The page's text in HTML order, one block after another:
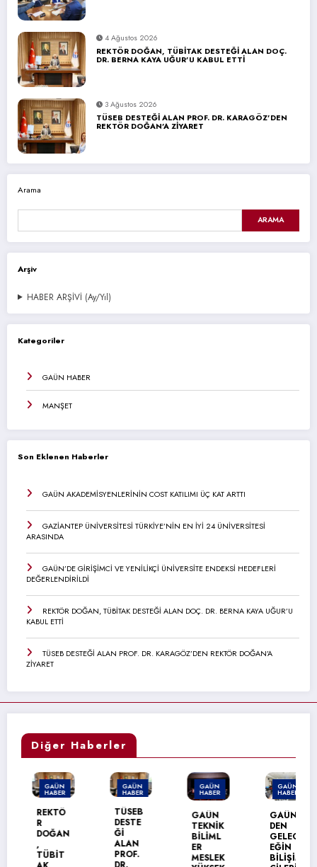
4 Ağustos 2026
REKTÖR DOĞAN, TÜBİTAK DESTEĞİ ALAN DOÇ.
DR. BERNA KAYA UĞUR’U KABUL ETTİ
3 Ağustos 2026
TÜSEB DESTEĞİ ALAN PROF. DR. KARAGÖZ’DEN
REKTÖR DOĞAN’A ZİYARET
Arama
ARAMA
Arşiv
HABER ARŞİVİ (Ay/Yıl)
Kategoriler
GAÜN HABER
MANŞET
Son Eklenen Haberler
GAÜN AKADEMİSYENLERİNİN COST KATILIMI ÜÇ KAT ARTTI
GAZİANTEP ÜNİVERSİTESİ TÜRKİYE’NİN EN İYİ 24 ÜNİVERSİTESİ
ARASINDA
GAÜN’DE GİRİŞİMCİ VE YENİLİKÇİ ÜNİVERSİTE ENDEKSİ HEDEFLERİ
DEĞERLENDİRİLDİ
REKTÖR DOĞAN, TÜBİTAK DESTEĞİ ALAN DOÇ. DR. BERNA KAYA UĞUR’U
KABUL ETTİ
TÜSEB DESTEĞİ ALAN PROF. DR. KARAGÖZ’DEN REKTÖR DOĞAN’A
ZİYARET
Diğer Haberler
GAÜN
HABER
REKTÖ
DOĞAN
TÜBİT
GAÜN
HABER
TÜSEB
DESTE
ALAN
PROF.
GAÜN
HABER
GAÜN
TEKNİK
BİLİML
MESLEK
GAÜN
HABER
GAÜN’
DEN
GELEC
EĞİN
BİLİŞİM